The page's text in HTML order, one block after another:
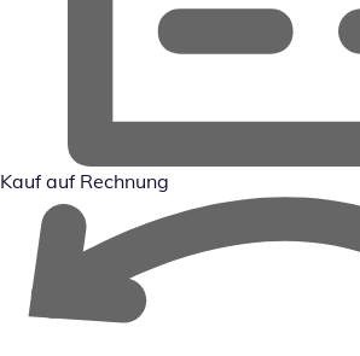
Kauf auf Rechnung